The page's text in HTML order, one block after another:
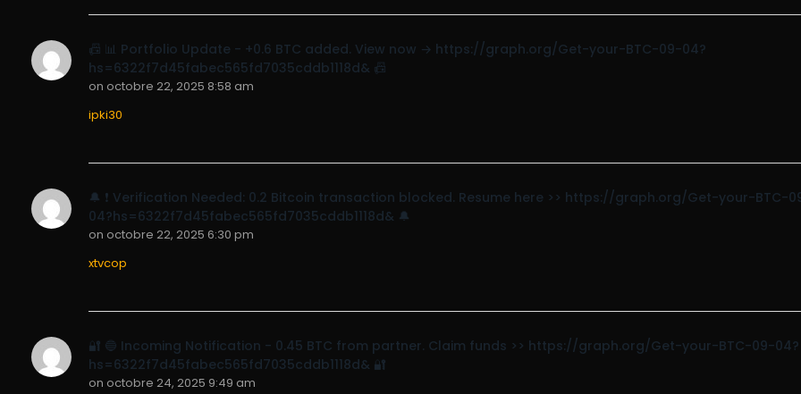
📠 📊 Portfolio Update - +0.6 BTC added. View now → https://graph.org/Get-your-BTC-09-04?
hs=6322f7d45fabec565fd7035cddb1118d& 📠
on octobre 22, 2025 8:58 am
ipki30
🔔 ❗ Verification Needed: 0.2 Bitcoin transaction blocked. Resume here >> https://graph.org/Get-your-BTC-
04?hs=6322f7d45fabec565fd7035cddb1118d& 🔔
on octobre 22, 2025 6:30 pm
xtvcop
🔐 🔵 Incoming Notification - 0.45 BTC from partner. Claim funds >> https://graph.org/Get-your-BTC-09-04?
hs=6322f7d45fabec565fd7035cddb1118d& 🔐
on octobre 24, 2025 9:49 am